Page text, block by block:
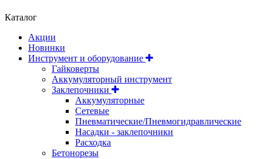
Каталог
Акции
Новинки
Инструмент и оборудование
Гайковерты
Аккумуляторный инструмент
Заклепочники
Аккумуляторные
Сетевые
Пневматические/Пневмогидравлические
Насадки - заклепочники
Расходка
Бетонорезы